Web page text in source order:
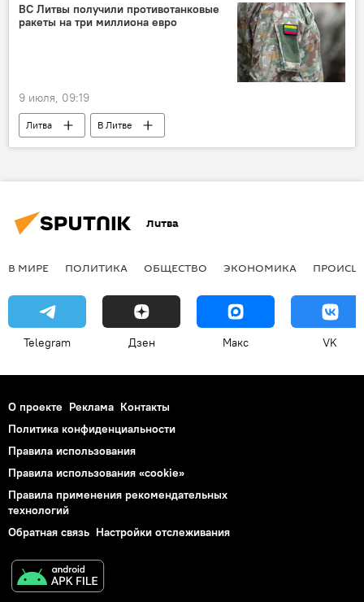
ВС Литвы получили противотанковые
ракеты на три миллиона евро
9 июля, 09:19
Литва
В Литве
Минобороны Литвы
оружие
Литва
В МИРЕ ПОЛИТИКА ОБЩЕСТВО ЭКОНОМИКА
Telegram Дзен Макс VK
О проекте Реклама Контакты
Политика конфиденциальности
Правила использования
Правила использования «cookie»
Правила применения рекомендательных
технологий
Обратная связь Настройки отслеживания